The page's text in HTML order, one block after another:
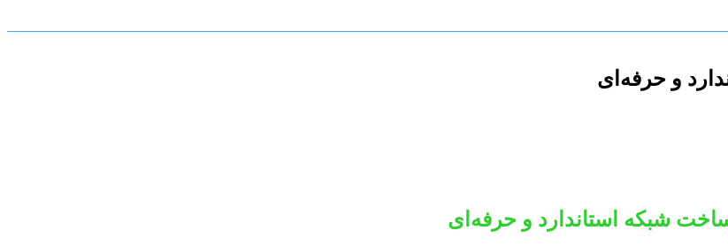
و حرفه‌ای
شبکه استاندارد و حرفه‌ای